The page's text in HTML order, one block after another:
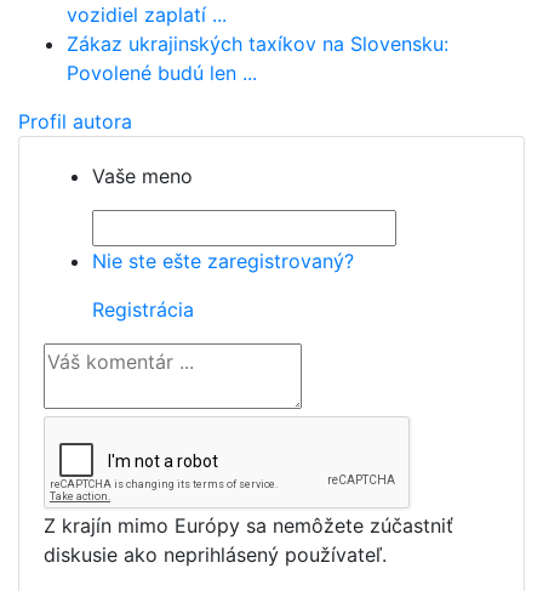
vozidiel zaplatí ...
Zákaz ukrajinských taxíkov na Slovensku:
Povolené budú len ...
Profil autora
Vaše meno
Nie ste ešte zaregistrovaný?
Registrácia
Z krajín mimo Európy sa nemôžete zúčastniť
diskusie ako neprihlásený používateľ.